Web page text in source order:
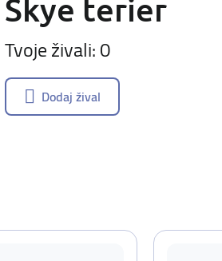
Skye terier
Tvoje živali: 0
Dodaj žival